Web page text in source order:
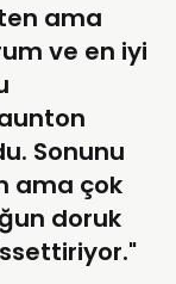
ama
ve en iyi
Sonunu
ama çok
doruk